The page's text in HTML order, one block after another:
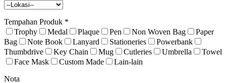
Tempahan Produk *
Trophy
Medal Plaque Pen Non Woven Bag
Paper
Bag
Note Book Lanyard Stationeries
Powerbank
Thumbdrive
Key Chain Mug Cutleries Umbrella
Towel
Face Mask
Custom Made
Lain-lain
Nota